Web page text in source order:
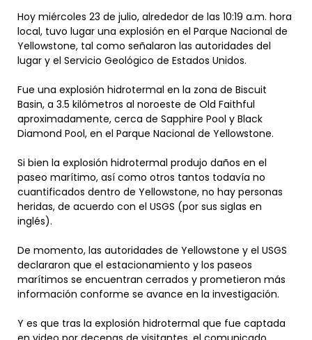
Hoy miércoles 23 de julio, alrededor de las 10:19 a.m. hora
local, tuvo lugar una explosión en el Parque Nacional de
Yellowstone, tal como señalaron las autoridades del
lugar y el Servicio Geológico de Estados Unidos.
Fue una explosión hidrotermal en la zona de Biscuit
Basin, a 3.5 kilómetros al noroeste de Old Faithful
aproximadamente, cerca de Sapphire Pool y Black
Diamond Pool, en el Parque Nacional de Yellowstone.
Si bien la explosión hidrotermal produjo daños en el
paseo marítimo, así como otros tantos todavía no
cuantificados dentro de Yellowstone, no hay personas
heridas, de acuerdo con el USGS (por sus siglas en
inglés).
De momento, las autoridades de Yellowstone y el USGS
declararon que el estacionamiento y los paseos
marítimos se encuentran cerrados y prometieron más
información conforme se avance en la investigación.
Y es que tras la explosión hidrotermal que fue captada